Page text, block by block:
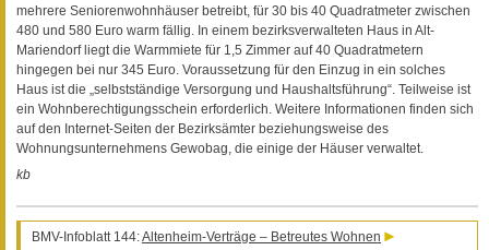
mehrere Seniorenwohnhäuser betreibt, für 30 bis 40 Quadratmeter zwischen
480 und 580 Euro warm fällig. In einem bezirksverwalteten Haus in Alt-
Mariendorf liegt die Warmmiete für 1,5 Zimmer auf 40 Quadratmetern
hingegen bei nur 345 Euro. Voraussetzung für den Einzug in ein solches
Haus ist die „selbstständige Versorgung und Haushaltsführung“. Teilweise ist
ein Wohnberechtigungsschein erforderlich. Weitere Informationen finden sich
auf den Internet-Seiten der Bezirksämter beziehungsweise des
Wohnungsunternehmens Gewobag, die einige der Häuser verwaltet.
kb
BMV-Infoblatt 144:Altenheim-Verträge – Betreutes Wohnen